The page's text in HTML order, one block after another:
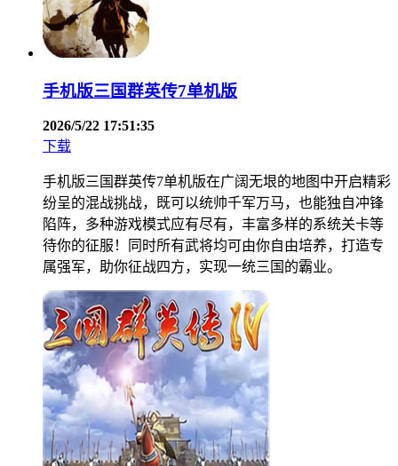
手机版三国群英传7单机版
2026/5/22 17:51:35
下载
手机版三国群英传7单机版在广阔无垠的地图中开启精彩
纷呈的混战挑战，既可以统帅千军万马，也能独自冲锋
陷阵，多种游戏模式应有尽有，丰富多样的系统关卡等
待你的征服！同时所有武将均可由你自由培养，打造专
属强军，助你征战四方，实现一统三国的霸业。